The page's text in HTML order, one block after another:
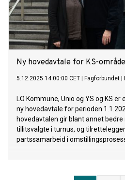
Ny hovedavtale for KS-
5.12.2025 14:00:00 CET Fagforbundet
LO Kommune, Unio og YS og KS
ny hovedavtale for perioden
hovedavtalen gir blant annet
tillitsvalgte i turnus, og
partssamarbeid i